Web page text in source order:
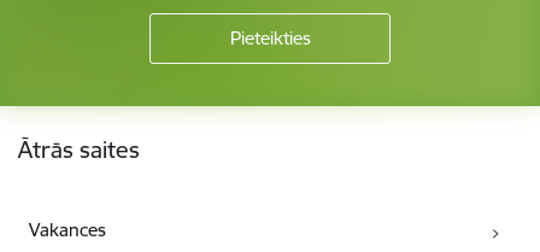
Kājene
Ātrās saites
Vakances